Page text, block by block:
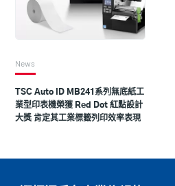
News
TSC Auto ID MB241系列無底紙工
業型印表機榮獲 Red Dot 紅點設計
大獎 肯定其工業標籤列印效率表現